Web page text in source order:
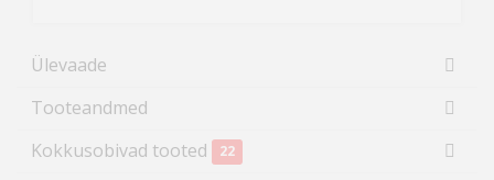
Ülevaade
Tooteandmed
Kokkusobivad tooted
22